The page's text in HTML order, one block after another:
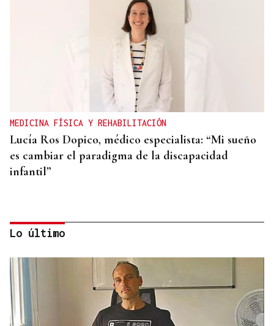
MEDICINA FÍSICA Y REHABILITACIÓN
Lucía Ros Dopico, médico especialista: “Mi sueño
es cambiar el paradigma de la discapacidad
infantil”
Lo último